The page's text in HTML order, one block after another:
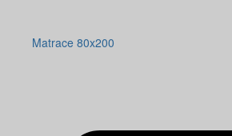
Matrace 80x200